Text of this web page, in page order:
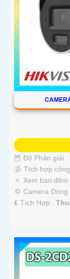
🦉 Độ Phân giải :
🕉️ Tích hợp
🔅 Xem ban đêm
💢 Camera Dòng
️₤ Tích Hợp :